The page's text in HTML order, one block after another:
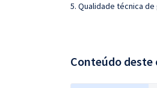
5. Qualidade técnica
Conteúdo deste